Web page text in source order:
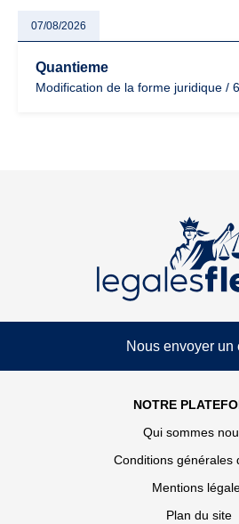
07/08/2026
Quantieme
Modification de la forme juridique /
Nous envoyer un
NOTRE
Qui sommes
Conditions générales
Mentions
Plan du site